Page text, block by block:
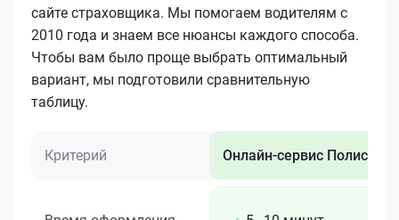
сайте страховщика. Мы помогаем водителям с
2010 года и знаем все нюансы каждого способа.
Чтобы вам было проще выбрать оптимальный
вариант, мы подготовили сравнительную
таблицу.
Критерий Онлайн-сервис Полис 812